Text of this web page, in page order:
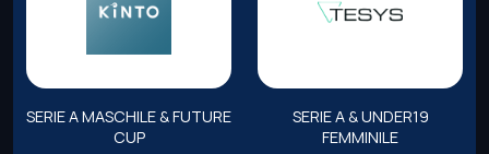
SERIE A MASCHILE & FUTURE
CUP
SERIE A & UNDER19
FEMMINILE